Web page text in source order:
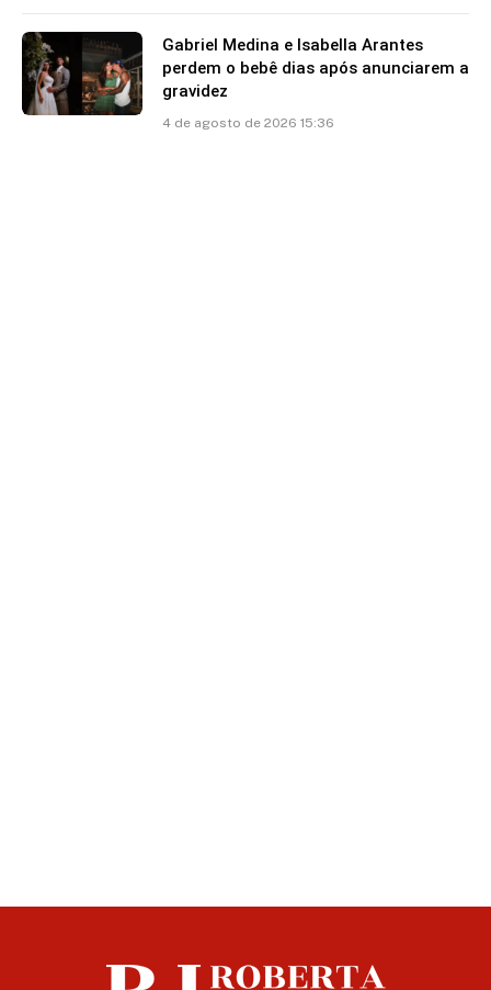
Gabriel Medina e Isabella Arantes
perdem o bebê dias após anunciarem a
gravidez
4 de agosto de 2026 15:36